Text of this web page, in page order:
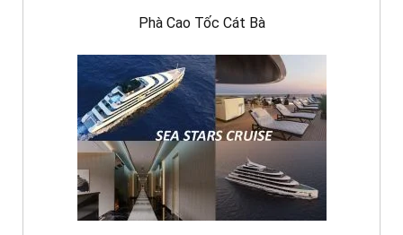
Phà Cao Tốc Cát Bà